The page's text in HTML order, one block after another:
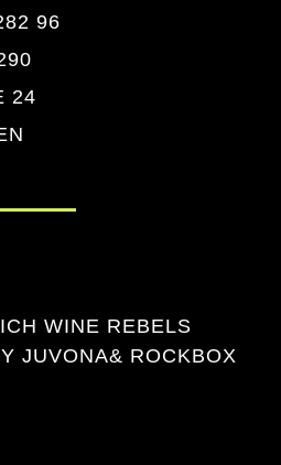
96
WINE REBELS
JUVONA& ROCKBOX